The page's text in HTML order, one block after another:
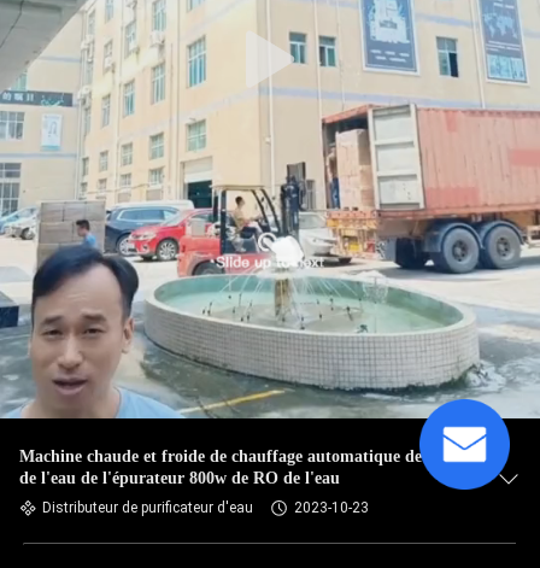
Machine chaude et froide de chauffage automatique de RO
de l'eau de l'épurateur 800w de RO de l'eau
Distributeur de purificateur d'eau 2023-10-23